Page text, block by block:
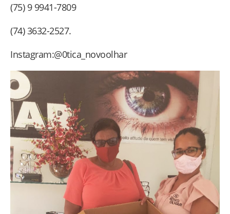
(75) 9 9941-7809
(74) 3632-2527.
Instagram:@0tica_novoolhar